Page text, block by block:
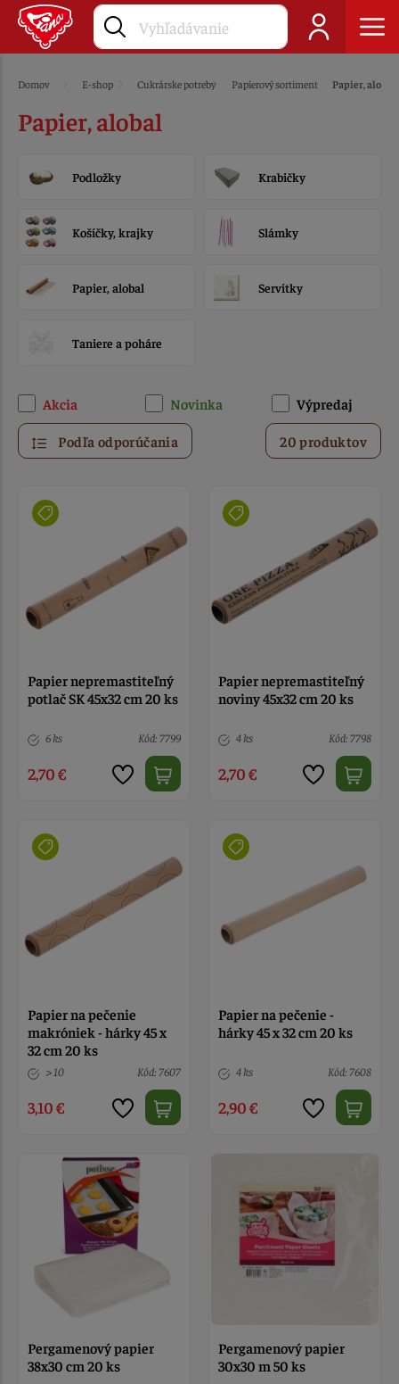
Domov E-shop Cukrárske potreby Papierový sortiment Papier, alobal
Papier, alobal
Podložky Krabičky
Košíčky, krajky Slámky
Papier, alobal Servítky
Taniere a poháre
Akcia Novinka Výpredaj
Podľa odporúčania 20 produktov
Papier nepremastiteľný
potlač SK 45x32 cm 20 ks
6 ks Kód: 7799
2,70 €
Papier nepremastiteľný
noviny 45x32 cm 20 ks
4 ks Kód: 7798
2,70 €
Papier na pečenie
makróniek - hárky 45 x
32 cm 20 ks
> 10 Kód: 7607
3,10 €
Papier na pečenie -
hárky 45 x 32 cm 20 ks
4 ks Kód: 7608
2,90 €
Pergamenový papier
38x30 cm 20 ks
Pergamenový papier
30x30 m 50 ks